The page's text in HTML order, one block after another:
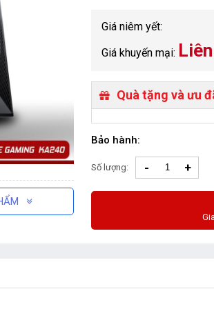
Giá niêm yết:
Giá khuyến mại:
Quà tặng và ưu
Bảo hành:
Số lượng: - +